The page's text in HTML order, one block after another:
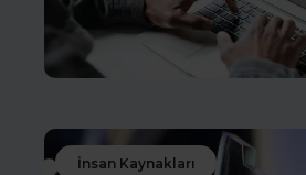
İnsan Kaynakları